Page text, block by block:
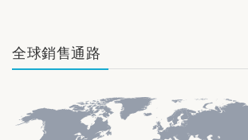
全球銷售通路